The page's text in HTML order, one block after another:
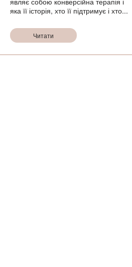
яка її історія, хто її підтримує і хто...
Читати